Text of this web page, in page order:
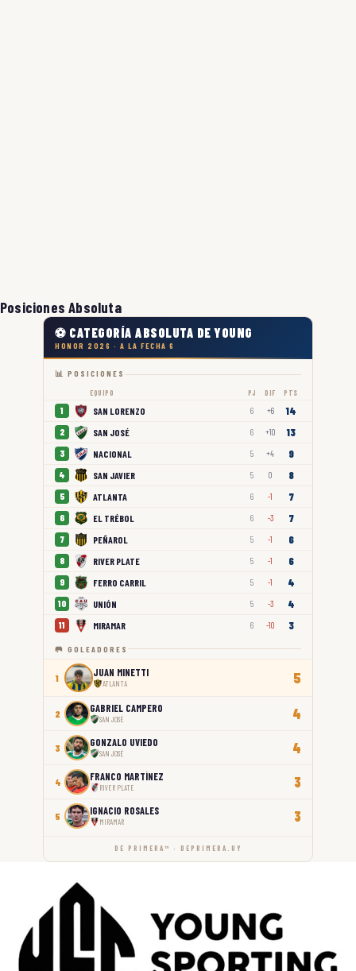
Posiciones Absoluta
⚽ CATEGORÍA ABSOLUTA DE YOUNG
HONOR 2026 · A LA FECHA 6
📊 POSICIONES
EQUIPO PJ DIF PTS
1 SAN LORENZO 6 +6 14
2 SAN JOSÉ 6 +10 13
3 NACIONAL 5 +4 9
4 SAN JAVIER 5 0 8
5 ATLANTA 6 -1 7
6 EL TRÉBOL 6 -3 7
7 PEÑAROL 5 -1 6
8 RIVER PLATE 5 -1 6
9 FERRO CARRIL 5 -1 4
10 UNIÓN 5 -3 4
11 MIRAMAR 6 -10 3
🥅 GOLEADORES
1 JUAN MINETTI
ATLANTA 5
2 GABRIEL CAMPERO
SAN JOSÉ 4
3 GONZALO UVIEDO
SAN JOSÉ 4
4 FRANCO MARTÍNEZ
RIVER PLATE 3
5 IGNACIO ROSALES
MIRAMAR 3
DE PRIMERA™ · DEPRIMERA.UY